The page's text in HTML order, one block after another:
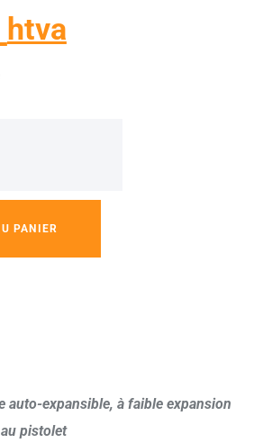
htva
PANIER
auto-expansible, à faible expansion
pistolet